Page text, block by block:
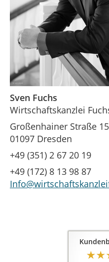
Sven Fuchs
Wirtschaftskanzlei
Großenhainer Straße 15
01097 Dresden
+49 (351) 2 67 20 19
+49 (172) 8 13 98 87